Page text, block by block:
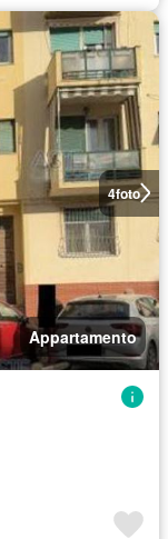
4foto
Appartamento